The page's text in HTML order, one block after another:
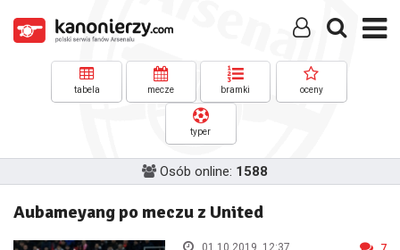
tabela mecze bramki oceny
typer
Osób online: 1588
Aubameyang po meczu z United
01.10.2019, 12:37